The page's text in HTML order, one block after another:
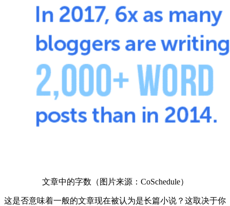
文章中的字数（图片来源：CoSchedule）
这是否意味着一般的文章现在被认为是长篇小说？这取决于你